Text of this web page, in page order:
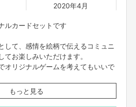
ノさん（16分）
2020年4月
ルカードセットです
して、感情を絵柄で伝えるコミュニ
お楽しみいただけます。
オリジナルゲームを考えてもいいで
、リターンに仲間入りしました。
もっと見る